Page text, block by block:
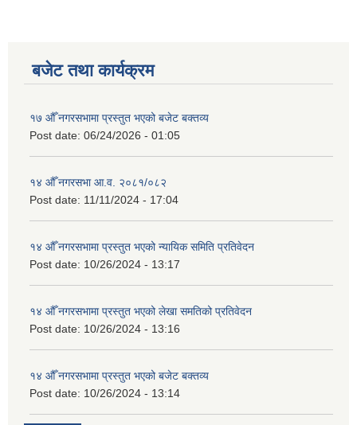
बजेट तथा कार्यक्रम
१७ औँ नगरसभामा प्रस्तुत भएको बजेट बक्तव्य
Post date: 06/24/2026 - 01:05
१४ औँ नगरसभा आ.व. २०८१/०८२
Post date: 11/11/2024 - 17:04
१४ औँ नगरसभामा प्रस्तुत भएको न्यायिक समिति प्रतिवेदन
Post date: 10/26/2024 - 13:17
१४ औँ नगरसभामा प्रस्तुत भएको लेखा समतिको प्रतिवेदन
Post date: 10/26/2024 - 13:16
१४ औँ नगरसभामा प्रस्तुत भएको बजेट बक्तव्य
Post date: 10/26/2024 - 13:14